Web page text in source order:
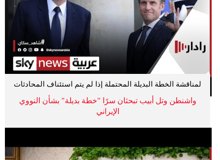
لمناقشة الخطة البديلة المحتملة إذا لم يتم استئناف المحادثات
واشنطن وتل أبيب تبحثان سرًا "خطة بديلة" بشأن النووي
الإيراني